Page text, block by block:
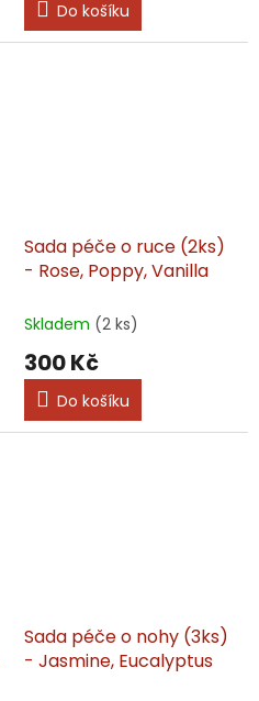
Do košíku
Sada péče o ruce (2ks)
- Rose, Poppy, Vanilla
Skladem (2 ks)
300 Kč
Do košíku
Sada péče o nohy (3ks)
- Jasmine, Eucalyptus